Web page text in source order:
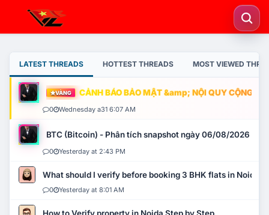
LATEST THREADS HOTTEST THREADS MOST VIEWED
VÀNG CẢNH BÁO BẢO MẬT &amp; NỘI QUY CỘNG
0 Wednesday a31 6:07 AM
BTC (Bitcoin) - Phân tích snapshot ngày 06/08/2026
0 Yesterday at 2:43 PM
What should I verify before booking 3 BHK flats in Noida?
0 Yesterday at 8:01 AM